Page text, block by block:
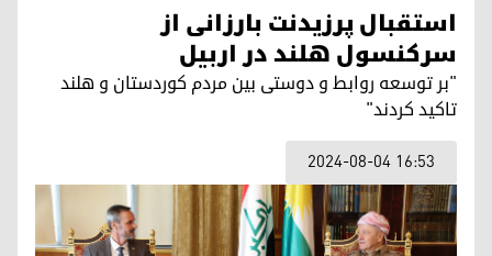
استقبال پرزیدنت بارزانی از
سرکنسول هلند در اربیل
"بر توسعه روابط و دوستی بین مردم کوردستان و هلند
تاکید کردند"
2024-08-04 16:53